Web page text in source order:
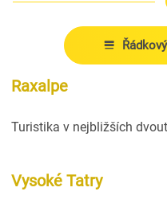
Raxalpe
Turistika v nejbližších
Vysoké Tatry